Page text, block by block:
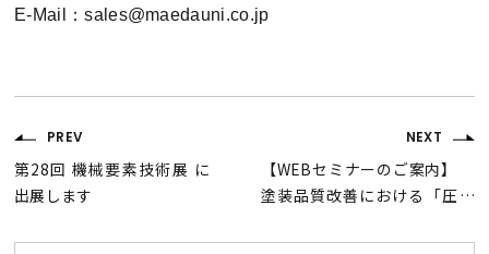
E-Mail：sales@maedauni.co.jp
PREV
第28回 機械要素技術展 に
出展します
NEXT
【WEBセミナーのご案内】
塗装品質改善における「圧
性（LIVE配信・オンデマン